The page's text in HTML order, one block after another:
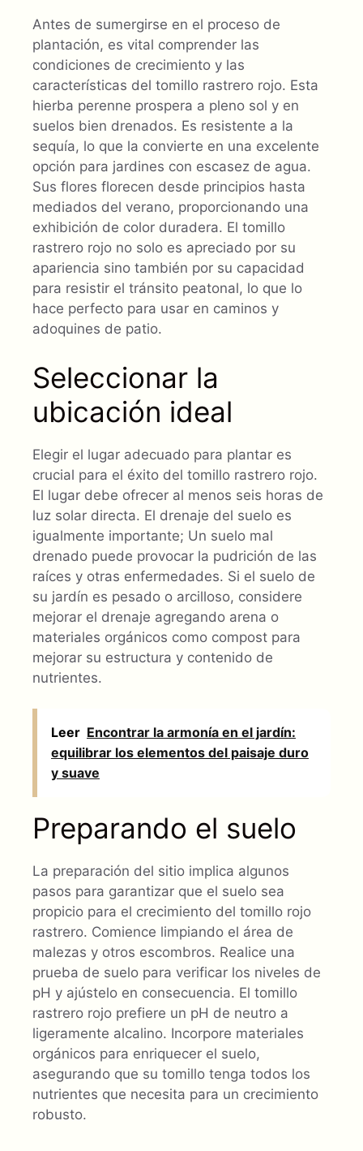
Antes de sumergirse en el proceso de
plantación, es vital comprender las
condiciones de crecimiento y las
características del tomillo rastrero rojo. Esta
hierba perenne prospera a pleno sol y en
suelos bien drenados. Es resistente a la
sequía, lo que la convierte en una excelente
opción para jardines con escasez de agua.
Sus flores florecen desde principios hasta
mediados del verano, proporcionando una
exhibición de color duradera. El tomillo
rastrero rojo no solo es apreciado por su
apariencia sino también por su capacidad
para resistir el tránsito peatonal, lo que lo
hace perfecto para usar en caminos y
adoquines de patio.
Seleccionar la
ubicación ideal
Elegir el lugar adecuado para plantar es
crucial para el éxito del tomillo rastrero rojo.
El lugar debe ofrecer al menos seis horas de
luz solar directa. El drenaje del suelo es
igualmente importante; Un suelo mal
drenado puede provocar la pudrición de las
raíces y otras enfermedades. Si el suelo de
su jardín es pesado o arcilloso, considere
mejorar el drenaje agregando arena o
materiales orgánicos como compost para
mejorar su estructura y contenido de
nutrientes.
Leer Encontrar la armonía en el jardín:
equilibrar los elementos del paisaje duro
y suave
Preparando el suelo
La preparación del sitio implica algunos
pasos para garantizar que el suelo sea
propicio para el crecimiento del tomillo rojo
rastrero. Comience limpiando el área de
malezas y otros escombros. Realice una
prueba de suelo para verificar los niveles de
pH y ajústelo en consecuencia. El tomillo
rastrero rojo prefiere un pH de neutro a
ligeramente alcalino. Incorpore materiales
orgánicos para enriquecer el suelo,
asegurando que su tomillo tenga todos los
nutrientes que necesita para un crecimiento
robusto.